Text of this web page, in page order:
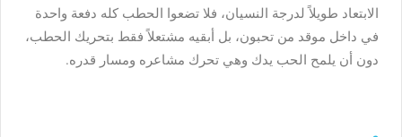
الابتعاد طويلاً لدرجة النسيان، فلا تضعوا الحطب كله دفعة واحدة
في داخل موقد من تحبون، بل أبقيه مشتعلاً فقط بتحريك الحطب،
دون أن يلمح الحب يدك وهي تحرك مشاعره ومسار قدره.